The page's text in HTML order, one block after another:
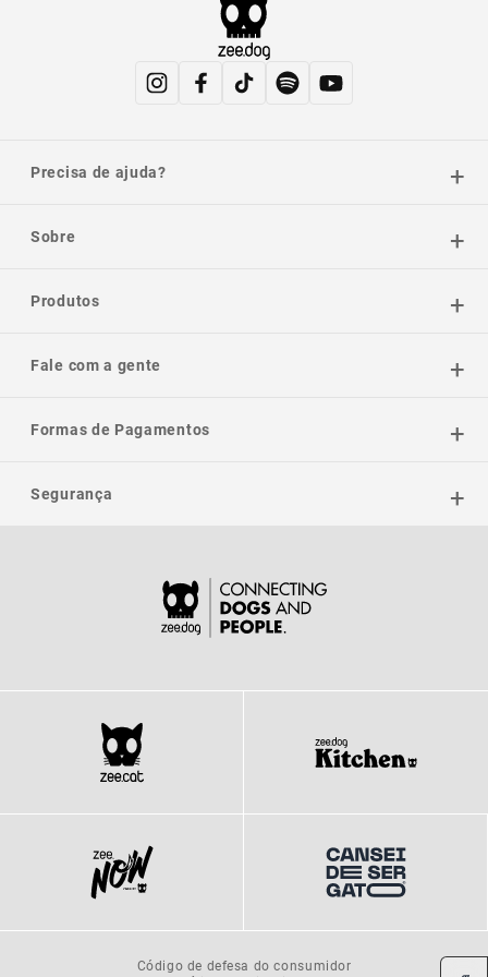
Precisa de ajuda?
Sobre
Produtos
Fale com a gente
Formas de Pagamentos
Segurança
Código de defesa do consumidor